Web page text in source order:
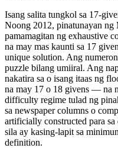
Isang salita tungkol sa 17-
Noong 2012, pinatunayan ng
pamamagitan ng exhaustive
na may mas kaunti sa 17
unique solution. Ang
puzzle bilang umiiral. Ang
nakatira sa o isang itaas ng
na may 17 o 18 givens — na
difficulty regime tulad ng
sa newspaper columns o
artificially constructed para
sila ay kasing-lapit sa
definition.